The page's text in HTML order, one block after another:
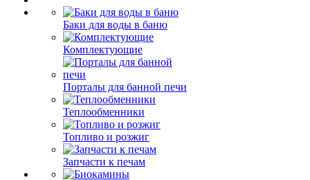
Баки для воды в баню
Комплектующие
Порталы для банной печи
Теплообменники
Топливо и розжиг
Запчасти к печам